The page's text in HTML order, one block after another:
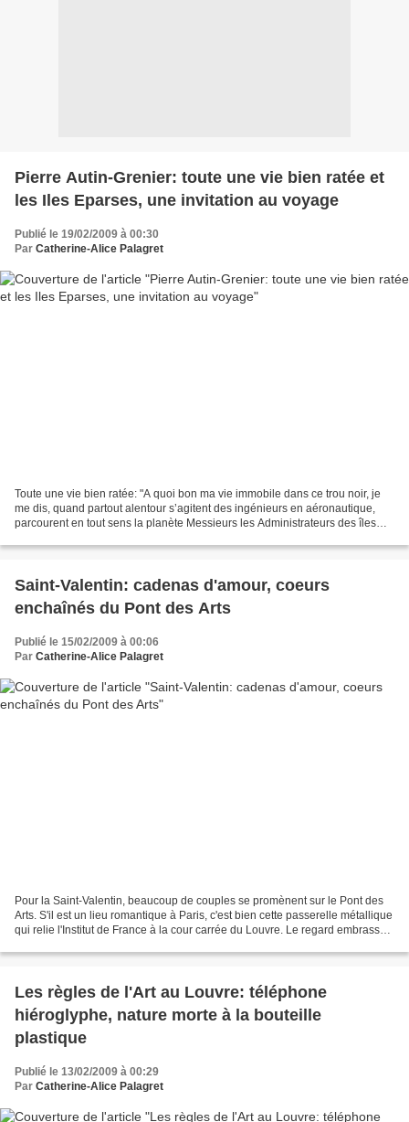
Pierre Autin-Grenier: toute une vie bien ratée et
les Iles Eparses, une invitation au voyage
Publié le 19/02/2009 à 00:30
Par Catherine-Alice Palagret
Toute une vie bien ratée: "A quoi bon ma vie immobile dans ce trou noir, je
me dis, quand partout alentour s’agitent des ingénieurs en aéronautique,
parcourent en tout sens la planète Messieurs les Administrateurs des îles
Saint-Valentin: cadenas d'amour, coeurs
enchaînés du Pont des Arts
Publié le 15/02/2009 à 00:06
Par Catherine-Alice Palagret
Pour la Saint-Valentin, beaucoup de couples se promènent sur le Pont des
Arts. S'il est un lieu romantique à Paris, c'est bien cette passerelle métallique
qui relie l'Institut de France à la cour carrée du Louvre. Le regard embrasse
Les règles de l'Art au Louvre: téléphone
hiéroglyphe, nature morte à la bouteille
plastique
Publié le 13/02/2009 à 00:29
Par Catherine-Alice Palagret